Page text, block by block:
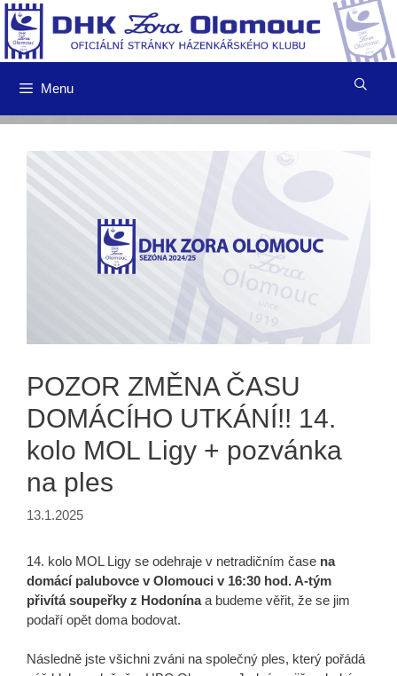
Přeskočit
na
obsah
Menu
POZOR ZMĚNA ČASU
DOMÁCÍHO UTKÁNÍ!! 14.
kolo MOL Ligy + pozvánka
na ples
13.1.2025
14. kolo MOL Ligy se odehraje v netradičním čase na
domácí palubovce v Olomouci v 16:30 hod. A-tým
přivítá soupeřky z Hodonínaa budeme věřit, že se jim
podaří opět doma bodovat.
Následně jste všichni zváni na společný ples, který pořádá